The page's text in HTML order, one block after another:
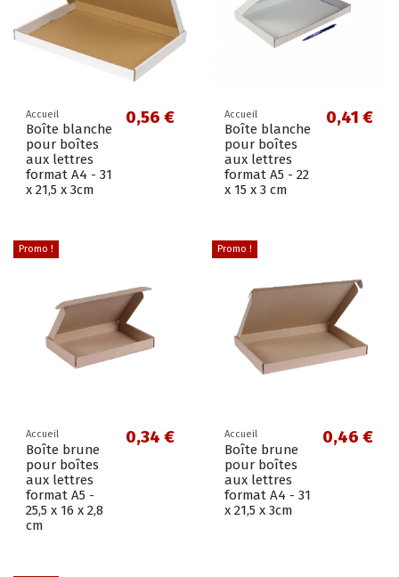
Accueil
Boîte blanche
pour boîtes
aux lettres
format A4 - 31
x 21,5 x 3cm
0,56 € Accueil
Boîte blanche
pour boîtes
aux lettres
format A5 - 22
x 15 x 3 cm
0,41 €
Promo !
Accueil
Boîte brune
pour boîtes
aux lettres
format A5 -
25,5 x 16 x 2,8
cm
0,34 €
Promo !
Accueil
Boîte brune
pour boîtes
aux lettres
format A4 - 31
x 21,5 x 3cm
0,46 €